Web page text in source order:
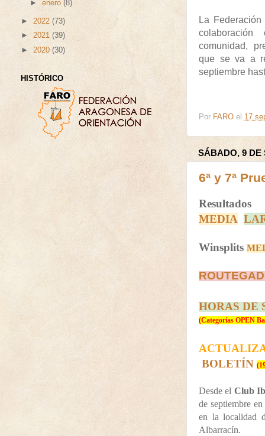
La
comunidad,
que se va a
septiembre
Por FARO el 17
SÁBADO, 9 DE
6ª y 7ª
Resultados
MEDIA
Winsplits
HORAS DE
(Categorías OPEN
BOLETÍN
Desde el Club
de septiembre
en la localidad
Albarracín.
►enero(8)
► 2022 (73)
► 2021 (39)
► 2020 (30)
HISTÓRICO